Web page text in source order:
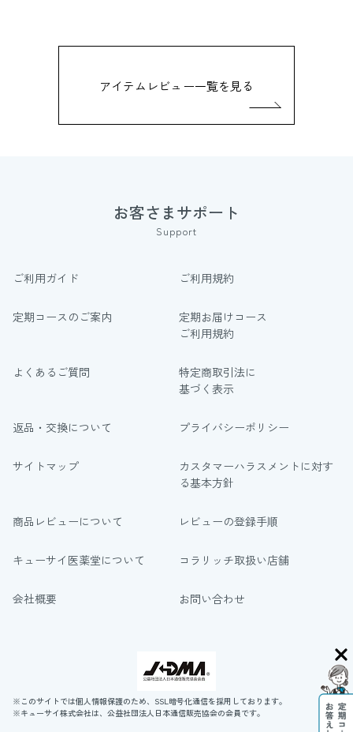
アイテムレビュー一覧を見る
お客さまサポート
Support
ご利用ガイド ご利用規約
定期コースのご案内
定期お届けコース
ご利用規約
よくあるご質問
特定商取引法に
基づく表示
返品・交換について プライバシーポリシー
サイトマップ
カスタマーハラスメントに対す
る基本方針
商品レビューについて レビューの登録手順
キューサイ医薬堂について コラリッチ取扱い店舗
会社概要 お問い合わせ
※このサイトでは個人情報保護のため、SSL暗号化通信を採用しております。
※キューサイ株式会社は、公益社団法人日本通信販売協会の会員です。